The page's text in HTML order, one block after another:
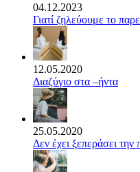
04.12.2023
Γιατί ζηλεύουμε το
12.05.2020
Διαζύγιο στα –ήντα
25.05.2020
Δεν έχει ξεπεράσει